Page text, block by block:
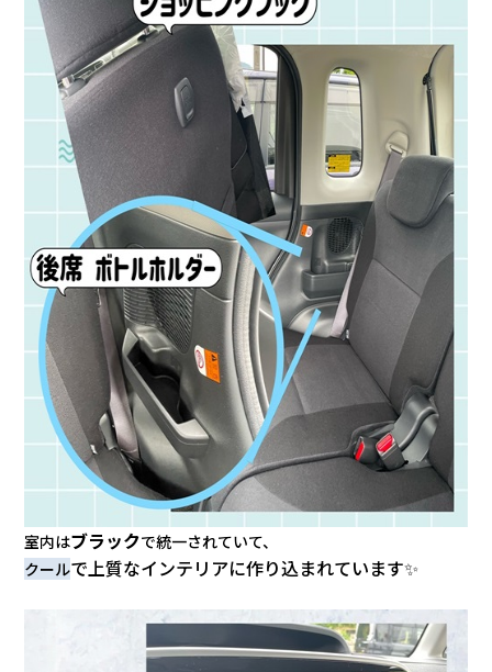
室内はブラックで統一されていて、
クールで上質なインテリアに作り込まれています✨